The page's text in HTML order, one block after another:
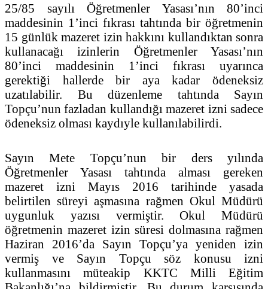
25/85 sayılı Öğretmenler Yasası’nın 80’inci
maddesinin 1’inci fıkrası tahtında bir öğretmenin
15 günlük mazeret izin hakkını kullandıktan sonra
kullanacağı izinlerin Öğretmenler Yasası’nın
80’inci maddesinin 1’inci fıkrası uyarınca
gerektiği hallerde bir aya kadar ödeneksiz
uzatılabilir. Bu düzenleme tahtında Sayın
Topçu’nun fazladan kullandığı mazeret izni sadece
ödeneksiz olması kaydıyle kullanılabilirdi.
Sayın Mete Topçu’nun bir ders yılında
Öğretmenler Yasası tahtında alması gereken
mazeret izni Mayıs 2016 tarihinde yasada
belirtilen süreyi aşmasına rağmen Okul Müdürü
uygunluk yazısı vermiştir. Okul Müdürü
öğretmenin mazeret izin süresi dolmasına rağmen
Haziran 2016’da Sayın Topçu’ya yeniden izin
vermiş ve Sayın Topçu söz konusu izni
kullanmasını müteakip KKTC Milli Eğitim